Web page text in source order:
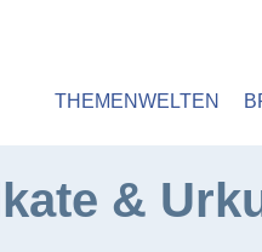
THEMENWELTEN
&